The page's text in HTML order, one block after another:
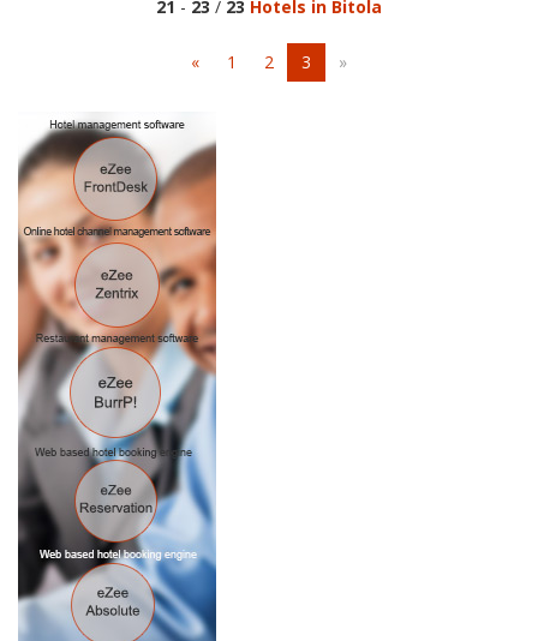
21 - 23 / 23 Hotels in Bitola
« 1 2 3 »